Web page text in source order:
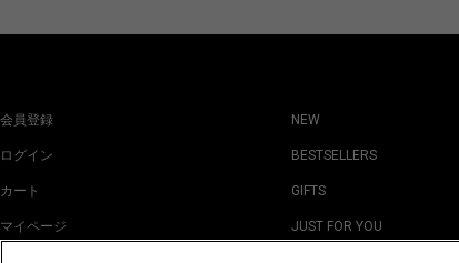
会員登録
ログイン
カート
マイページ
NEW
BESTSELLERS
GIFTS
JUST FOR YOU